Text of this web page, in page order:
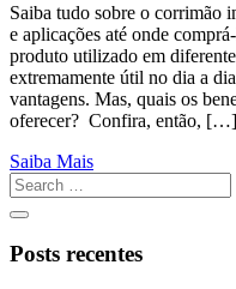
Saiba tudo sobre o corrimão
e aplicações até onde
produto utilizado em
extremamente útil no dia a
vantagens. Mas, quais os
oferecer? Confira, então, […]
Saiba Mais
Posts recentes